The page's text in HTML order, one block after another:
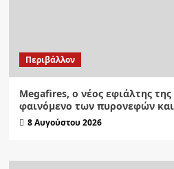
Περιβάλλον
Megafires, ο νέος εφιάλτης
φαινόμενο των πυρονεφών
8 Αυγούστου 2026